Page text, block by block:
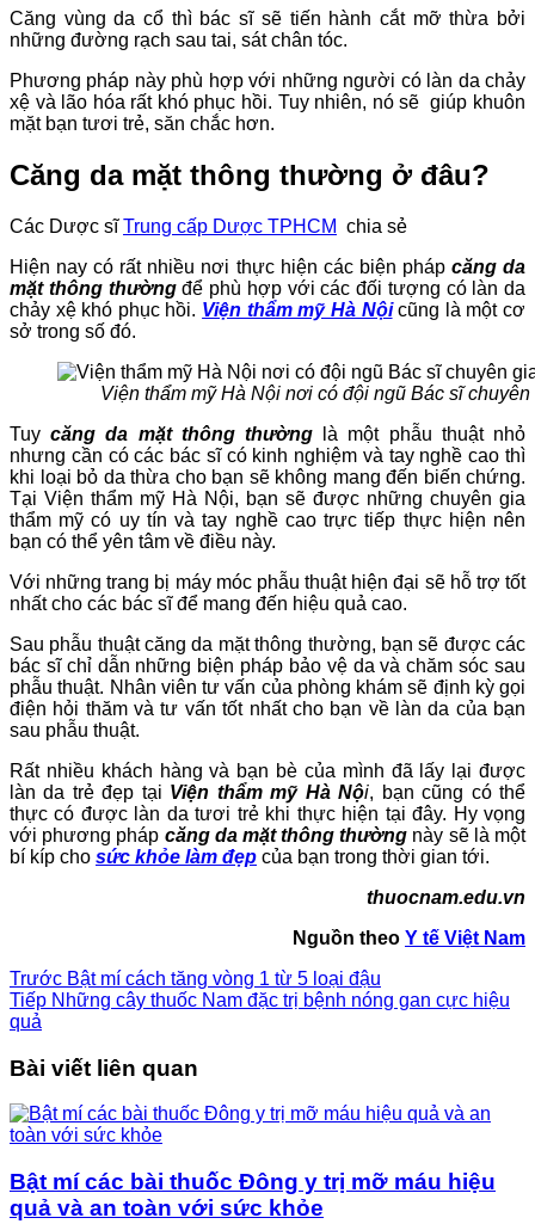
Căng vùng da cổ thì bác sĩ sẽ tiến hành cắt mỡ thừa bởi
những đường rạch sau tai, sát chân tóc.
Phương pháp này phù hợp với những người có làn da chảy
xệ và lão hóa rất khó phục hồi. Tuy nhiên, nó sẽ giúp khuôn
mặt bạn tươi trẻ, săn chắc hơn.
Căng da mặt thông thường ở đâu?
Các Dược sĩTrung cấp Dược TPHCM chia sẻ
Hiện nay có rất nhiều nơi thực hiện các biện pháp căng da
mặt thông thườngđể phù hợp với các đối tượng có làn da
chảy xệ khó phục hồi. Viện thẩm mỹ Hà Nộicũng là một cơ
sở trong số đó.
Viện thẩm mỹ Hà Nội nơi có đội ngũ Bác sĩ chuyên
Tuycăng da mặt thông thường là một phẫu thuật nhỏ
nhưng cần có các bác sĩ có kinh nghiệm và tay nghề cao thì
khi loại bỏ da thừa cho bạn sẽ không mang đến biến chứng.
Tại Viện thẩm mỹ Hà Nội, bạn sẽ được những chuyên gia
thẩm mỹ có uy tín và tay nghề cao trực tiếp thực hiện nên
bạn có thể yên tâm về điều này.
Với những trang bị máy móc phẫu thuật hiện đại sẽ hỗ trợ tốt
nhất cho các bác sĩ để mang đến hiệu quả cao.
Sau phẫu thuật căng da mặt thông thường, bạn sẽ được các
bác sĩ chỉ dẫn những biện pháp bảo vệ da và chăm sóc sau
phẫu thuật. Nhân viên tư vấn của phòng khám sẽ định kỳ gọi
điện hỏi thăm và tư vấn tốt nhất cho bạn về làn da của bạn
sau phẫu thuật.
Rất nhiều khách hàng và bạn bè của mình đã lấy lại được
làn da trẻ đẹp tại Viện thẩm mỹ Hà Nội, bạn cũng có thể
thực có được làn da tươi trẻ khi thực hiện tại đây. Hy vọng
với phương pháp căng da mặt thông thường này sẽ là một
bí kíp cho sức khỏe làm đẹp của bạn trong thời gian tới.
thuocnam.edu.vn
Nguồn theo Y tế Việt Nam
Trước Bật mí cách tăng vòng 1 từ 5 loại đậu
Tiếp Những cây thuốc Nam đặc trị bệnh nóng gan cực hiệu
quả
Bài viết liên quan
Bật mí các bài thuốc Đông y trị mỡ máu hiệu
quả và an toàn với sức khỏe